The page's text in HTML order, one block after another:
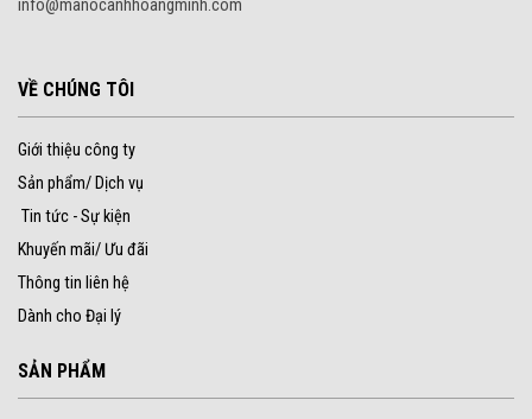
info@manocanhhoangminh.com
VỀ CHÚNG TÔI
Giới thiệu công ty
Sản phẩm/ Dịch vụ
Tin tức - Sự kiện
Khuyến mãi/ Ưu đãi
Thông tin liên hệ
Dành cho Đại lý
SẢN PHẨM